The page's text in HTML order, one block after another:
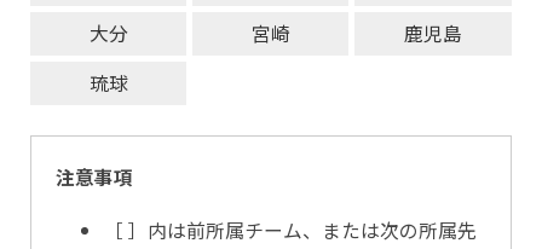
大分
宮崎
鹿児島
琉球
注意事項
［ ］内は前所属チーム、または次の所属先